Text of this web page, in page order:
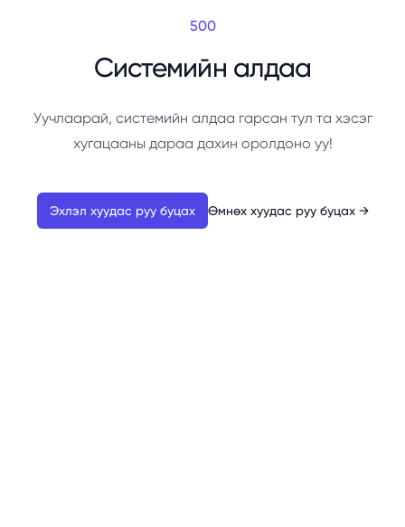
500
Системийн алдаа
Уучлаарай, системийн алдаа гарсан тул та хэсэг
хугацааны дараа дахин оролдоно уу!
Эхлэл хуудас руу буцах Өмнөх хуудас руу буцах →